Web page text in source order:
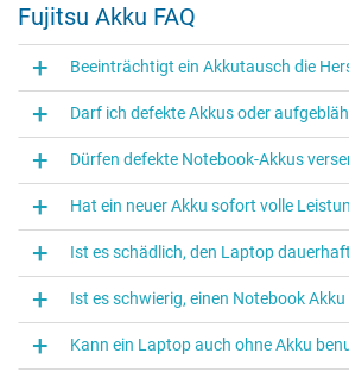
Fujitsu Akku FAQ
Beeinträchtigt ein Akkutausch die
Darf ich defekte Akkus oder
Dürfen defekte Notebook-Akkus
Hat ein neuer Akku sofort volle
Ist es schädlich, den Laptop
Ist es schwierig, einen Notebook
Kann ein Laptop auch ohne Akku